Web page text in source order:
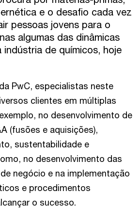
e o desafio cada vez
pessoas jovens para o
algumas das dinâmicas
indústria de químicos, hoje
PwC, especialistas neste
clientes em múltiplas
no desenvolvimento de
(fusões e aquisições),
sustentabilidade e
no desenvolvimento das
negócio e na implementação
e procedimentos
o sucesso.